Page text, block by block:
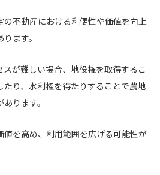
不動産における利便性や価値を向上
ます。
が難しい場合、地役権を取得するこ
たり、水利権を得たりすることで農地
ります。
値を高め、利用範囲を広げる可能性が